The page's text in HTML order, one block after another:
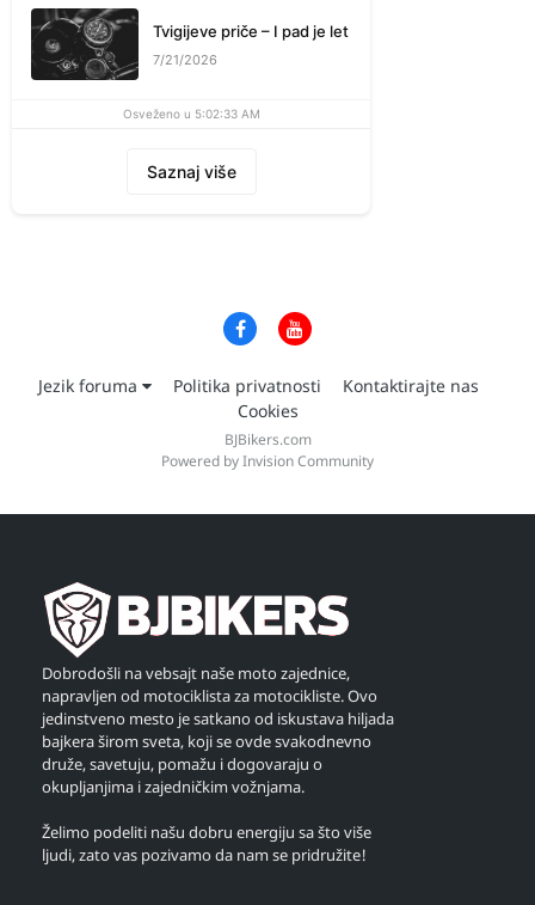
Tvigijeve priče – I pad je let
7/21/2026
Osveženo u 5:02:33 AM
Saznaj više
Jezik foruma Politika privatnosti
Kontaktirajte nas
Cookies
BJBikers.com
Powered by Invision Community
Dobrodošli na vebsajt naše moto zajednice,
napravljen od motociklista za motocikliste. Ovo
jedinstveno mesto je satkano od iskustava hiljada
bajkera širom sveta, koji se ovde svakodnevno
druže, savetuju, pomažu i dogovaraju o
okupljanjima i zajedničkim vožnjama.
Želimo podeliti našu dobru energiju sa što više
ljudi, zato vas pozivamo da nam se pridružite!